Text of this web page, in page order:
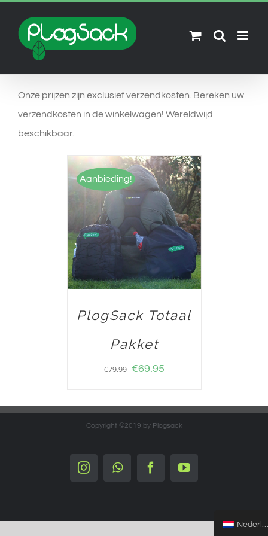
content
Onze prijzen zijn exclusief verzendkosten. Bereken uw
verzendkosten in de winkelwagen! Wereldwijd
beschikbaar.
Aanbieding!
OPTIES SELECTEREN
/
DETAILS
PlogSack Totaal
Pakket
€79.99 €69.95
Copyright ©2019 by Plogsack
InstagramWhatsappFacebookYouTube
Nederlands